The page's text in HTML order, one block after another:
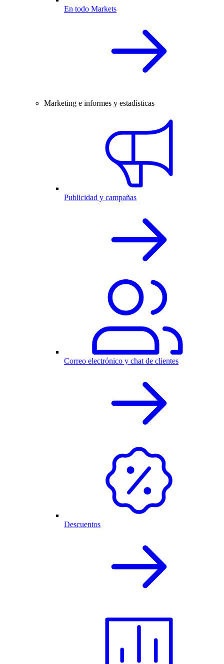
En todo Markets
Marketing e informes y estadísticas
Publicidad y campañas
Correo electrónico y chat de clientes
Descuentos